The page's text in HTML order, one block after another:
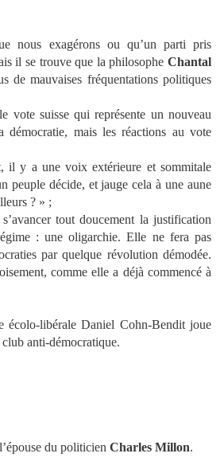
nous exagérons ou qu’un parti pris
il se trouve que la philosophe Chantal
de mauvaises fréquentations politiques
vote suisse qui représente un nouveau
démocratie, mais les réactions au vote
il y a une voix extérieure et sommitale
peuple décide, et jauge cela à une aune
? » ;
tout doucement la justification
: une oligarchie. Elle ne fera pas
par quelque révolution démodée.
comme elle a déjà commencé à
écolo-libérale Daniel Cohn-Bendit joue
anti-démocratique.
du politicien Charles Millon.